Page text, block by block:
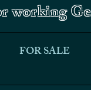
working
FOR SALE